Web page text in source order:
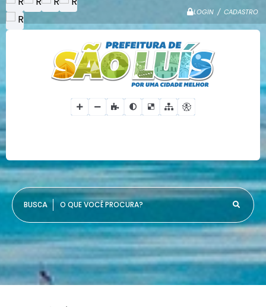
LOGIN / CADASTRO
O QUE VOCÊ PROCURA?